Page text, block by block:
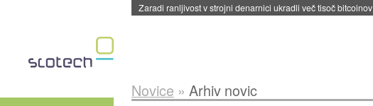
Zaradi ranljivost v strojni denarnici ukradli več tisoč bitcoinov
Novice » Arhiv novic